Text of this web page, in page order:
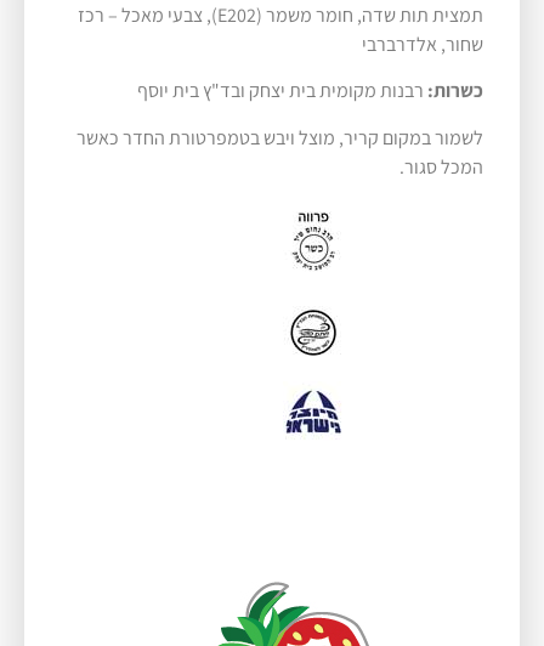
תמצית תות שדה, חומר משמר (E202), צבעי מאכל – רכז
שחור, אלדרברבי
כשרות: רבנות מקומית בית יצחק ובד"ץ בית יוסף
לשמור במקום קריר, מוצל ויבש בטמפרטורת החדר כאשר
המכל סגור.